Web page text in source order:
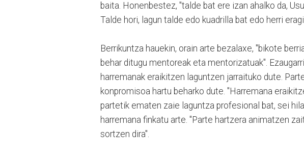
baita. Honenbestez, "talde bat ere izan ahalko da,
Talde hori, lagun talde edo kuadrilla bat edo herri
Berrikuntza hauekin, orain arte bezalaxe, "bikote
behar ditugu mentoreak eta mentorizatuak".
harremanak eraikitzen laguntzen jarraituko dute.
konpromisoa hartu beharko dute. "Harremana
partetik ematen zaie laguntza profesional bat, sei
harremana finkatu arte. "Parte hartzera animatzen
sortzen dira".